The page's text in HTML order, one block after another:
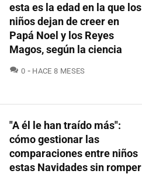
esta es la edad en la que los
niños dejan de creer en
Papá Noel y los Reyes
Magos, según la ciencia
0 COMENTARIOS
HACE 8 MESES
"A él le han traído más":
cómo gestionar las
comparaciones entre niños
estas Navidades sin romper